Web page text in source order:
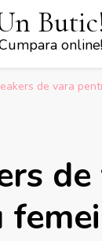
Butic!
online!
de vara
de
femei